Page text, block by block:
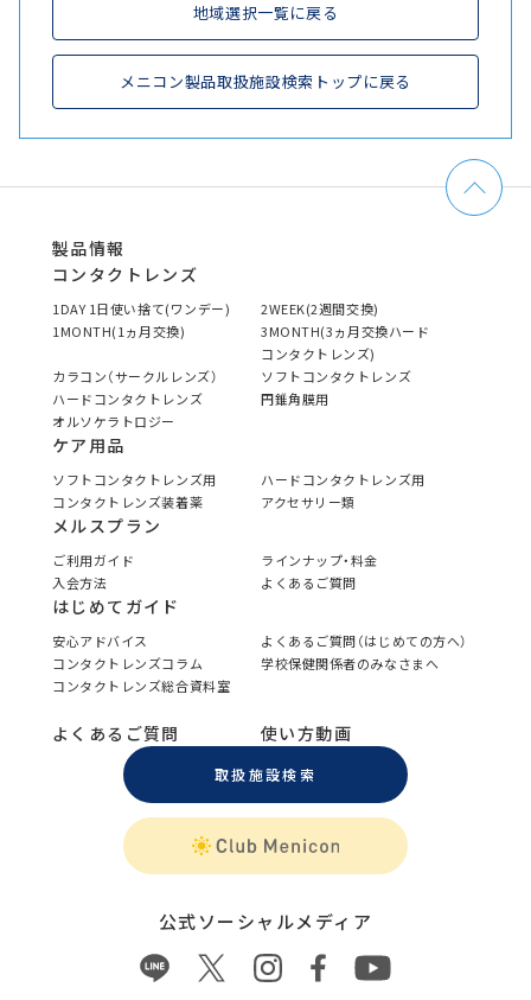
地域選択一覧に戻る
メニコン製品取扱施設検索トップに戻る
製品情報
コンタクトレンズ
1DAY 1日使い捨て(ワンデー)
2WEEK(2週間交換)
1MONTH(1ヵ月交換)
3MONTH(3ヵ月交換ハード
コンタクトレンズ)
カラコン（サークルレンズ）
ソフトコンタクトレンズ
ハードコンタクトレンズ
円錐角膜用
オルソケラトロジー
ケア用品
ソフトコンタクトレンズ用
ハードコンタクトレンズ用
コンタクトレンズ装着薬
アクセサリー類
メルスプラン
ご利用ガイド
ラインナップ・料金
入会方法
よくあるご質問
はじめてガイド
安心アドバイス
よくあるご質問（はじめての方へ）
コンタクトレンズコラム
学校保健関係者のみなさまへ
コンタクトレンズ総合資料室
よくあるご質問 使い方動画
取扱施設検索
公式ソーシャルメディア